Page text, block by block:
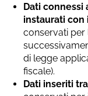
Dati
instaurati con
conservati
di legge
fiscale).
Dati inseriti